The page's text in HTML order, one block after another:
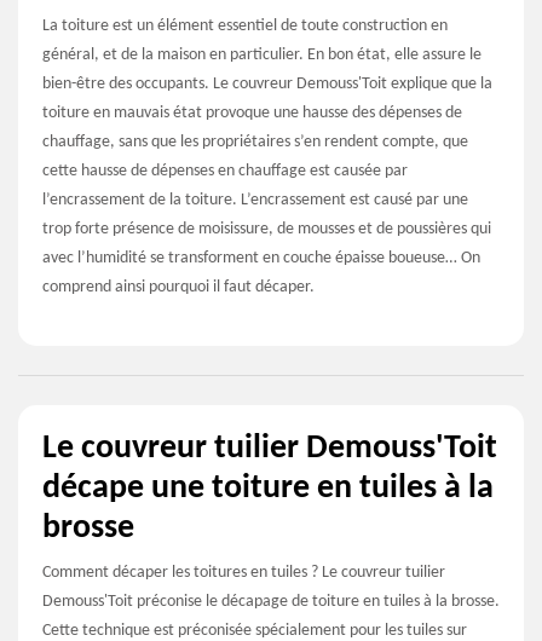
La toiture est un élément essentiel de toute construction en
général, et de la maison en particulier. En bon état, elle assure le
bien-être des occupants. Le couvreur Demouss'Toit explique que la
toiture en mauvais état provoque une hausse des dépenses de
chauffage, sans que les propriétaires s’en rendent compte, que
cette hausse de dépenses en chauffage est causée par
l’encrassement de la toiture. L’encrassement est causé par une
trop forte présence de moisissure, de mousses et de poussières qui
avec l’humidité se transforment en couche épaisse boueuse… On
comprend ainsi pourquoi il faut décaper.
Le couvreur tuilier Demouss'Toit
décape une toiture en tuiles à la
brosse
Comment décaper les toitures en tuiles ? Le couvreur tuilier
Demouss'Toit préconise le décapage de toiture en tuiles à la brosse.
Cette technique est préconisée spécialement pour les tuiles sur